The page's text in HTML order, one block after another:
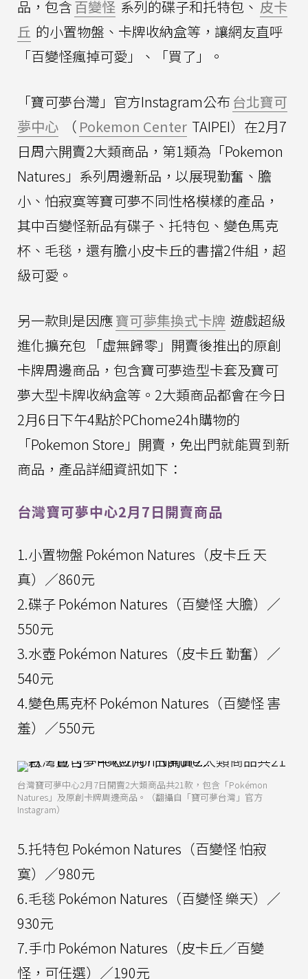
品，包含百變怪 系列的碟子和托特包、 皮卡
丘 的小置物盤、卡牌收納盒等，讓網友直呼
「百變怪瘋掉可愛」、「買了」。
「寶可夢台灣」官方Instagram公布 台北寶可
夢中心
（ Pokemon Center TAIPEI）在2月7
日周六開賣2大類商品，第1類為「Pokemon
Natures」系列周邊新品，以展現勤奮、膽
小、怕寂寞等寶可夢不同性格模樣的產品，
其中百變怪新品有碟子、托特包、變色馬克
杯、毛毯，還有膽小皮卡丘的書擋2件組，超
級可愛。
另一款則是因應寶可夢集換式卡牌 遊戲超級
進化擴充包 「虛無歸零」開賣後推出的原創
卡牌周邊商品，包含寶可夢造型卡套及寶可
夢大型卡牌收納盒等。2大類商品都會在今日
2月6日下午4點於PChome24h購物的
「Pokemon Store」開賣，免出門就能買到新
商品，產品詳細資訊如下：
台灣寶可夢中心2月7日開賣商品
1.小置物盤 Pokémon Natures（皮卡丘 天
真）／860元
2.碟子 Pokémon Natures（百變怪 大膽）／
550元
3.水壺 Pokémon Natures（皮卡丘 勤奮）／
540元
4.變色馬克杯 Pokémon Natures（百變怪 害
羞）／550元
台灣寶可夢中心2月7日開賣2大類商品共21款，包含「Pokémon
Natures」及原創卡牌周邊商品。（翻攝自「寶可夢台灣」官方
Instagram）
5.托特包 Pokémon Natures（百變怪 怕寂
寞）／980元
6.毛毯 Pokémon Natures（百變怪 樂天）／
930元
7.手巾 Pokémon Natures（皮卡丘／百變
怪，可任選）／190元